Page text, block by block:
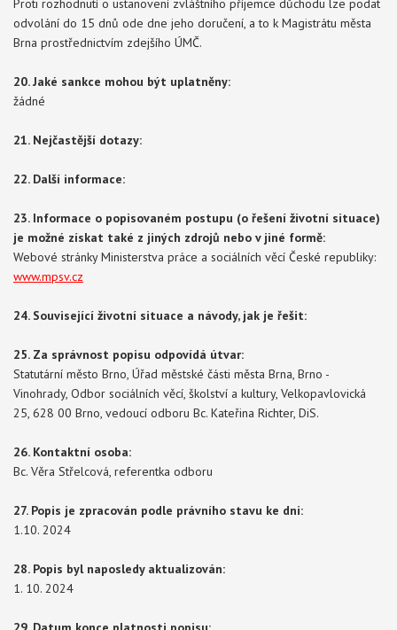
Proti rozhodnutí o ustanovení zvláštního příjemce důchodu lze podat
odvolání do 15 dnů ode dne jeho doručení, a to k Magistrátu města
Brna prostřednictvím zdejšího ÚMČ.
20. Jaké sankce mohou být uplatněny:
žádné
21. Nejčastější dotazy:
22. Další informace:
23. Informace o popisovaném postupu (o řešení životní situace)
je možné získat také z jiných zdrojů nebo v jiné formě:
Webové stránky Ministerstva práce a sociálních věcí České republiky:
www.mpsv.cz
24. Související životní situace a návody, jak je řešit:
25. Za správnost popisu odpovídá útvar:
Statutární město Brno, Úřad městské části města Brna, Brno -
Vinohrady, Odbor sociálních věcí, školství a kultury, Velkopavlovická
25, 628 00 Brno, vedoucí odboru Bc. Kateřina Richter, DiS.
26. Kontaktní osoba:
Bc. Věra Střelcová, referentka odboru
27. Popis je zpracován podle právního stavu ke dni:
1.10. 2024
28. Popis byl naposledy aktualizován:
1. 10. 2024